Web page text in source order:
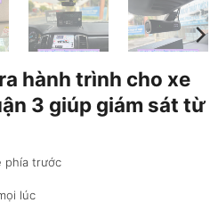
hành trình cho xe
3 giúp giám sát từ
phía trước
lúc